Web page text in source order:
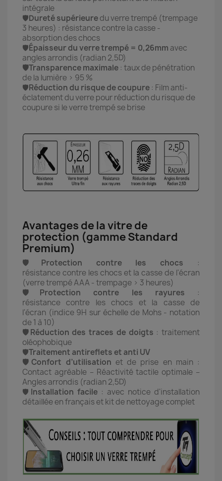
intégrale
🛡️Dureté supérieuredu verre trempé (trempage
3 heures) : résistance contre la casse -
absorption des chocs
🛡️Épaisseur du verre trempé = 0,26mm avec
angles arrondis (radian 2,5D)
🛡️Transparence maximale : taux de pénétration
de la lumière > 95 %
🛡️Réduction du risque de coupure : Film anti-
éclatement du verre pour réduction du risque de
coupure si le verre trempé se brise
Avantages de la vitre de
protection (gamme Standard
Premium)
🛡️Protection contre les chocs :
résistance contre les chocs et la casse de l'écran
(verre trempé AAA - trempage > 3 heures)
🛡️Protection contre les rayures :
résistance contre les chocs et la casse de
l'écran (indice 9H sur échelle de Mohs - notation
de 1 à 10)
🛡️Réduction des traces de doigts : traitement
oléophobique
🛡️Traitement antireflets et anti UV
🛡️Confort d’utilisation et de prise en main :
Contact agréable – Réactivité tactile optimale –
Angles arrondis (radian 2,5D)
🛡️ Installation facile : avec notice d'installation
détaillée en français et kit de nettoyage complet